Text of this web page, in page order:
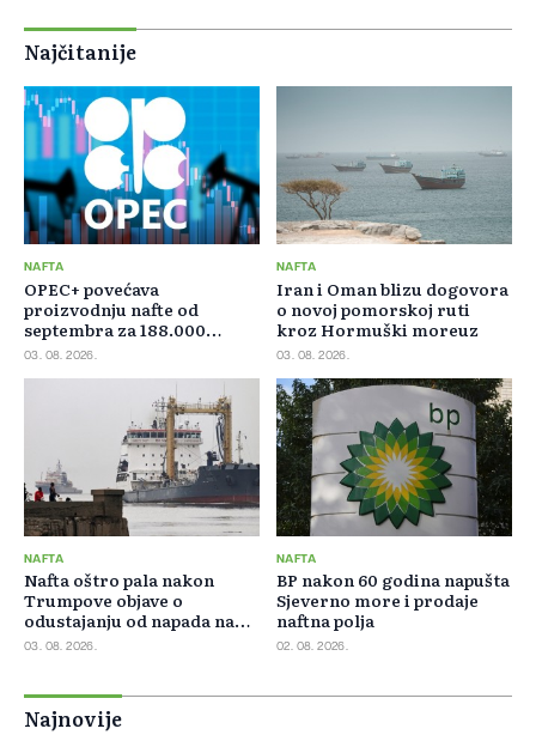
Najčitanije
NAFTA
OPEC+ povećava
proizvodnju nafte od
septembra za 188.000
barela dnevno
03. 08. 2026.
NAFTA
Iran i Oman blizu dogovora
o novoj pomorskoj ruti
kroz Hormuški moreuz
03. 08. 2026.
NAFTA
Nafta oštro pala nakon
Trumpove objave o
odustajanju od napada na
Iran
03. 08. 2026.
NAFTA
BP nakon 60 godina napušta
Sjeverno more i prodaje
naftna polja
02. 08. 2026.
Najnovije